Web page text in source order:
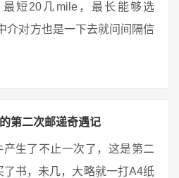
最短20几mile，最长能够选
介对方也是一下去就问间隔信
第二次邮递奇遇记
生了不止一次了，这是第二
了书，未几，大略就一打A4纸